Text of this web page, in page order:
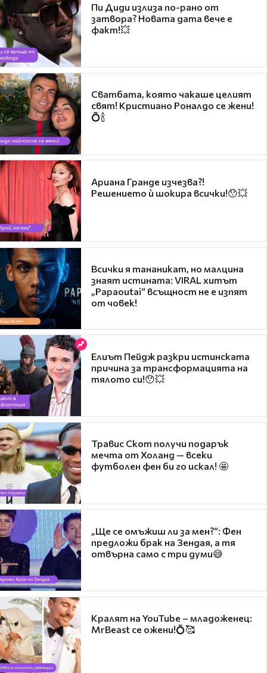
Пи Диди излиза по-рано от
затвора? Новата дата вече е
факт!💥
Сватбата, която чакаше целият
свят! Кристиано Роналдо се жени!
💍🍾
Ариана Гранде изчезва?!
Решението ѝ шокира всички!😯💥
Всички я тананикат, но малцина
знаят истината: VIRAL хитът
„Papaoutai“ всъщност не е изпят
от човек!
Елиът Пейдж разкри истинската
причина за трансформацията на
тялото си!😯💥
Травис Скот получи подарък
мечта от Холанд — всеки
футболен фен би го искал! 🤩
„Ще се омъжиш ли за мен?“: Фен
предложи брак на Зендая, а тя
отвърна само с три думи😅
Кралят на YouTube – младоженец:
MrBeast се ожени!💍🥰